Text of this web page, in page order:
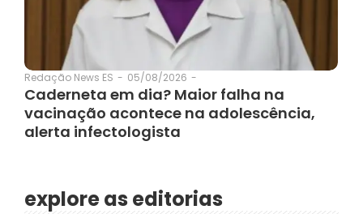
Redação News ES - 05/08/2026 -
Caderneta em dia? Maior falha na
vacinação acontece na adolescência,
alerta infectologista
explore as editorias